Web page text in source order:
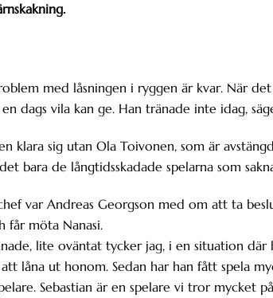
med låsningen i ryggen är kvar. När
dags vila kan ge. Han tränade inte idag,
klara sig utan Ola Toivonen, som är
bara de långtidsskadade spelarna som
var Andreas Georgson med om att ta
får möta Nanasi.
lite oväntat tycker jag, i en situation
låna ut honom. Sedan har han fått spela
Sebastian är en spelare vi tror